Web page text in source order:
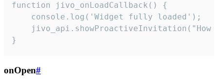
function jivo_onLoadCallback() {
    console.log('Widget fully loaded');
jivo_api.showProactiveInvitation("How
}
onOpen#